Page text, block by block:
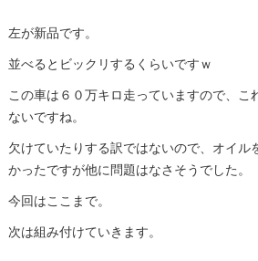
左が新品です。
並べるとビックリするくらいですｗ
この車は６０万キロ走っていますので、こ
ないですね。
欠けていたりする訳ではないので、オイル
かったですが他に問題はなさそうでした。
今回はここまで。
次は組み付けていきます。